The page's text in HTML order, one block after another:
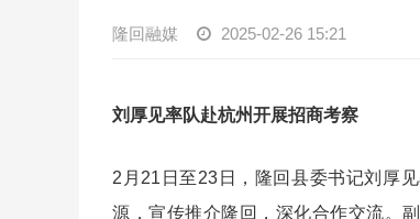
隆回融媒 2025-02-26 15:21
刘厚见率队赴杭州开展招商考察
2月21日至23日，隆回县委书记刘厚
源，宣传推介隆回，深化合作交流。